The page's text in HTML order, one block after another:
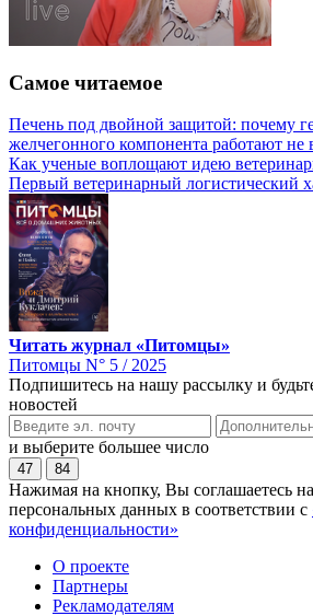
Самое читаемое
Печень под двойной защитой: почему
желчегонного компонента работают
Как ученые воплощают идею
Первый ветеринарный логистический
Читать журнал «Питомцы»
Питомцы N° 5 / 2025
Подпишитесь на нашу рассылку и
новостей
и выберите большее число
47 84
Нажимая на кнопку, Вы соглашаетесь
персональных данных в соответствии с
конфиденциальности»
О проекте
Партнеры
Рекламодателям